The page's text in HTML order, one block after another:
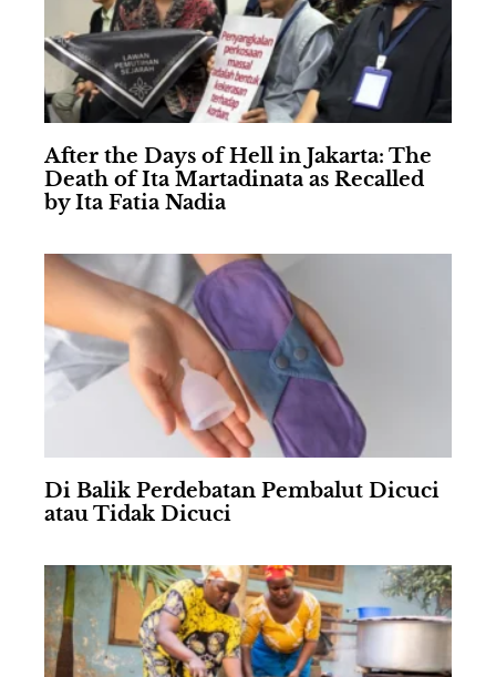
After the Days of Hell in Jakarta: The
Death of Ita Martadinata as Recalled
by Ita Fatia Nadia
Di Balik Perdebatan Pembalut Dicuci
atau Tidak Dicuci